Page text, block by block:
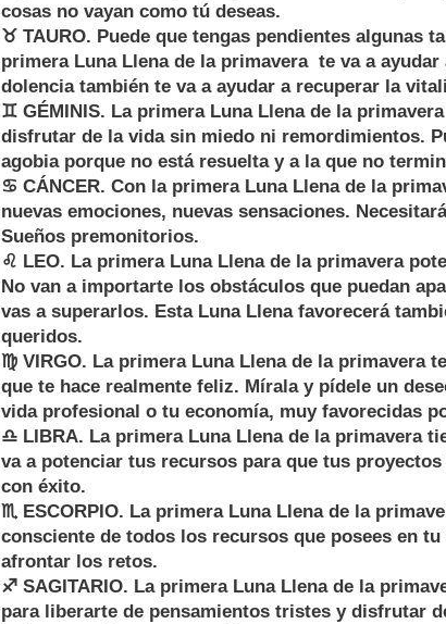
cosas no vayan como tú deseas.
♉ TAURO. Puede que tengas pendientes algunas
primera Luna Llena de la primavera te va a
dolencia también te va a ayudar a recuperar la
♊ GÉMINIS. La primera Luna Llena de la
disfrutar de la vida sin miedo ni remordimientos.
agobia porque no está resuelta y a la que no
♋ CÁNCER. Con la primera Luna Llena de la
nuevas emociones, nuevas sensaciones.
Sueños premonitorios.
♌ LEO. La primera Luna Llena de la primavera
No van a importarte los obstáculos que puedan
vas a superarlos. Esta Luna Llena favorecerá
queridos.
♍ VIRGO. La primera Luna Llena de la primavera
que te hace realmente feliz. Mírala y pídele un
vida profesional o tu economía, muy favorecidas
♎ LIBRA. La primera Luna Llena de la primavera
va a potenciar tus recursos para que tus
con éxito.
♏ ESCORPIO. La primera Luna Llena de la
consciente de todos los recursos que posees en
afrontar los retos.
♐ SAGITARIO. La primera Luna Llena de la
para liberarte de pensamientos tristes y disfrutar